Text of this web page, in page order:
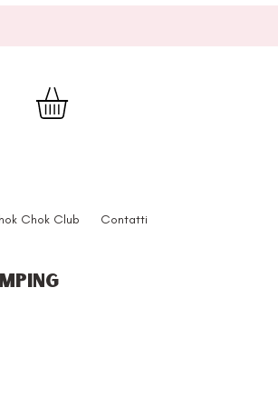
Chok Club Contatti
è 5.0 su cinque stelle